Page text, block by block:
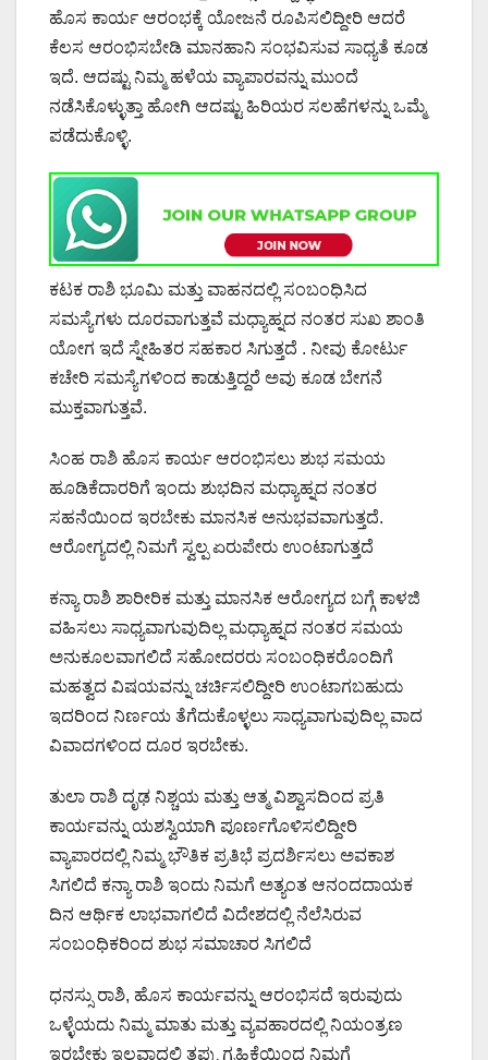
ಹೊಸ ಕಾರ್ಯ ಆರಂಭಕ್ಕೆ ಯೋಜನೆ ರೂಪಿಸಲಿದ್ದೀರಿ ಆದರೆ
ಕೆಲಸ ಆರಂಭಿಸಬೇಡಿ ಮಾನಹಾನಿ ಸಂಭವಿಸುವ ಸಾಧ್ಯತೆ ಕೂಡ
ಇದೆ. ಆದಷ್ಟು ನಿಮ್ಮ ಹಳೆಯ ವ್ಯಾಪಾರವನ್ನು ಮುಂದೆ
ನಡೆಸಿಕೊಳ್ಳುತ್ತಾ ಹೋಗಿ ಆದಷ್ಟು ಹಿರಿಯರ ಸಲಹೆಗಳನ್ನು ಒಮ್ಮೆ
ಪಡೆದುಕೊಳ್ಳಿ.
ಕಟಕ ರಾಶಿ ಭೂಮಿ ಮತ್ತು ವಾಹನದಲ್ಲಿ ಸಂಬಂಧಿಸಿದ
ಸಮಸ್ಯೆಗಳು ದೂರವಾಗುತ್ತವೆ ಮಧ್ಯಾಹ್ನದ ನಂತರ ಸುಖ ಶಾಂತಿ
ಯೋಗ ಇದೆ ಸ್ನೇಹಿತರ ಸಹಕಾರ ಸಿಗುತ್ತದೆ . ನೀವು ಕೋರ್ಟು
ಕಚೇರಿ ಸಮಸ್ಯೆಗಳಿಂದ ಕಾಡುತ್ತಿದ್ದರೆ ಅವು ಕೂಡ ಬೇಗನೆ
ಮುಕ್ತವಾಗುತ್ತವೆ.
ಸಿಂಹ ರಾಶಿ ಹೊಸ ಕಾರ್ಯ ಆರಂಭಿಸಲು ಶುಭ ಸಮಯ
ಹೂಡಿಕೆದಾರರಿಗೆ ಇಂದು ಶುಭದಿನ ಮಧ್ಯಾಹ್ನದ ನಂತರ
ಸಹನೆಯಿಂದ ಇರಬೇಕು ಮಾನಸಿಕ ಅನುಭವವಾಗುತ್ತದೆ.
ಆರೋಗ್ಯದಲ್ಲಿ ನಿಮಗೆ ಸ್ವಲ್ಪ ಏರುಪೇರು ಉಂಟಾಗುತ್ತದೆ
ಕನ್ಯಾ ರಾಶಿ ಶಾರೀರಿಕ ಮತ್ತು ಮಾನಸಿಕ ಆರೋಗ್ಯದ ಬಗ್ಗೆ ಕಾಳಜಿ
ವಹಿಸಲು ಸಾಧ್ಯವಾಗುವುದಿಲ್ಲ ಮಧ್ಯಾಹ್ನದ ನಂತರ ಸಮಯ
ಅನುಕೂಲವಾಗಲಿದೆ ಸಹೋದರರು ಸಂಬಂಧಿಕರೊಂದಿಗೆ
ಮಹತ್ವದ ವಿಷಯವನ್ನು ಚರ್ಚಿಸಲಿದ್ದೀರಿ ಉಂಟಾಗಬಹುದು
ಇದರಿಂದ ನಿರ್ಣಯ ತೆಗೆದುಕೊಳ್ಳಲು ಸಾಧ್ಯವಾಗುವುದಿಲ್ಲ ವಾದ
ವಿವಾದಗಳಿಂದ ದೂರ ಇರಬೇಕು.
ತುಲಾ ರಾಶಿ ದೃಢ ನಿಶ್ಚಯ ಮತ್ತು ಆತ್ಮ ವಿಶ್ವಾಸದಿಂದ ಪ್ರತಿ
ಕಾರ್ಯವನ್ನು ಯಶಸ್ವಿಯಾಗಿ ಪೂರ್ಣಗೊಳಿಸಲಿದ್ದೀರಿ
ವ್ಯಾಪಾರದಲ್ಲಿ ನಿಮ್ಮ ಭೌತಿಕ ಪ್ರತಿಭೆ ಪ್ರದರ್ಶಿಸಲು ಅವಕಾಶ
ಸಿಗಲಿದೆ ಕನ್ಯಾ ರಾಶಿ ಇಂದು ನಿಮಗೆ ಅತ್ಯಂತ ಆನಂದದಾಯಕ
ದಿನ ಆರ್ಥಿಕ ಲಾಭವಾಗಲಿದೆ ವಿದೇಶದಲ್ಲಿ ನೆಲೆಸಿರುವ
ಸಂಬಂಧಿಕರಿಂದ ಶುಭ ಸಮಾಚಾರ ಸಿಗಲಿದೆ
ಧನಸ್ಸು ರಾಶಿ, ಹೊಸ ಕಾರ್ಯವನ್ನು ಆರಂಭಿಸದೆ ಇರುವುದು
ಒಳ್ಳೆಯದು ನಿಮ್ಮ ಮಾತು ಮತ್ತು ವ್ಯವಹಾರದಲ್ಲಿ ನಿಯಂತ್ರಣ
ಇರಬೇಕು ಇಲ್ಲವಾದಲ್ಲಿ ತಪ್ಪು ಗ್ರಹಿಕೆಯಿಂದ ನಿಮಗೆ